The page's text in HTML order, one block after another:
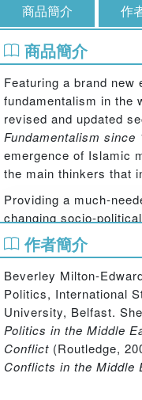
商品簡介 作
商品簡介
Featuring a brand new
fundamentalism in the
revised and updated
Fundamentalism since
emergence of Islamic
the main thinkers that
Providing a much-
changing socio-
Islamic
thematic debate of
- the effects of
- secularism and the
- Islam and violence in
- globalization and
作者簡介
Beverley Milton-
Politics, International
University, Belfast.
Politics in the Middle
Conflict (Routledge,
Conflicts in the Middle